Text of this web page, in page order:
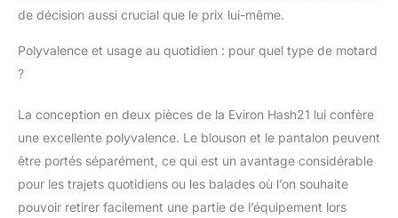
de décision aussi crucial que le prix lui-même.
Polyvalence et usage au quotidien : pour quel type de motard
?
La conception en deux pièces de la Eviron Hash21 lui confère
une excellente polyvalence. Le blouson et le pantalon peuvent
être portés séparément, ce qui est un avantage considérable
pour les trajets quotidiens ou les balades où l’on souhaite
pouvoir retirer facilement une partie de l’équipement lors